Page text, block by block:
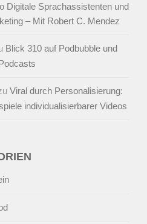
Digitale Sprachassistenten und
– Mit Robert C. Mendez
Blick 310 auf Podbubble und
Viral durch Personalisierung:
individualisierbarer Videos